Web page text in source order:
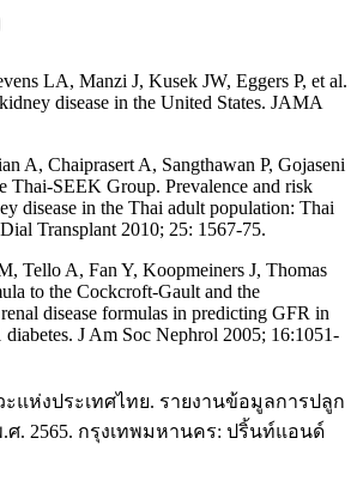
LA, Manzi J, Kusek JW, Eggers P, et al.
disease in the United States. JAMA
A, Chaiprasert A, Sangthawan P, Gojaseni
Thai-SEEK Group. Prevalence and risk
disease in the Thai adult population: Thai
Transplant 2010; 25: 1567-75.
Tello A, Fan Y, Koopmeiners J, Thomas
to the Cockcroft-Gault and the
disease formulas in predicting GFR in
J Am Soc Nephrol 2005; 16:1051-
แห่งประเทศไทย. รายงานข้อมูลการปลูก
ศ. 2565. กรุงเทพมหานคร: ปริ้นท์แอนด์